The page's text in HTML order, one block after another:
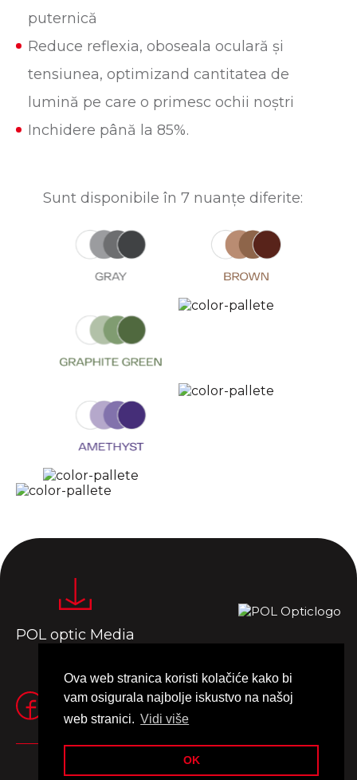
Ova web stranica koristi kolačiće kako bi
vam osigurala najbolje iskustvo na našoj
web stranici. Vidi više
OK
puternică
Reduce reflexia, oboseala oculară și
tensiunea, optimizand cantitatea de
lumină pe care o primesc ochii noștri
Inchidere până la 85%.
Sunt disponibile în 7 nuanțe diferite:
POL optic Media
Termeni de utilizare